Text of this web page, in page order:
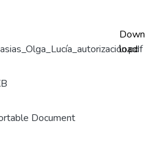
Document
Down
load